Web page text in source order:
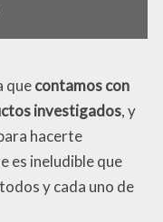
quecontamos con
investigados, y
hacerte
es ineludible que
y cada uno de